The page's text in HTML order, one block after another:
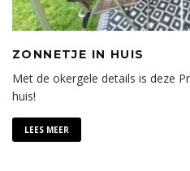
ZONNETJE IN HUIS
Met de okergele details is deze
huis!
LEES MEER